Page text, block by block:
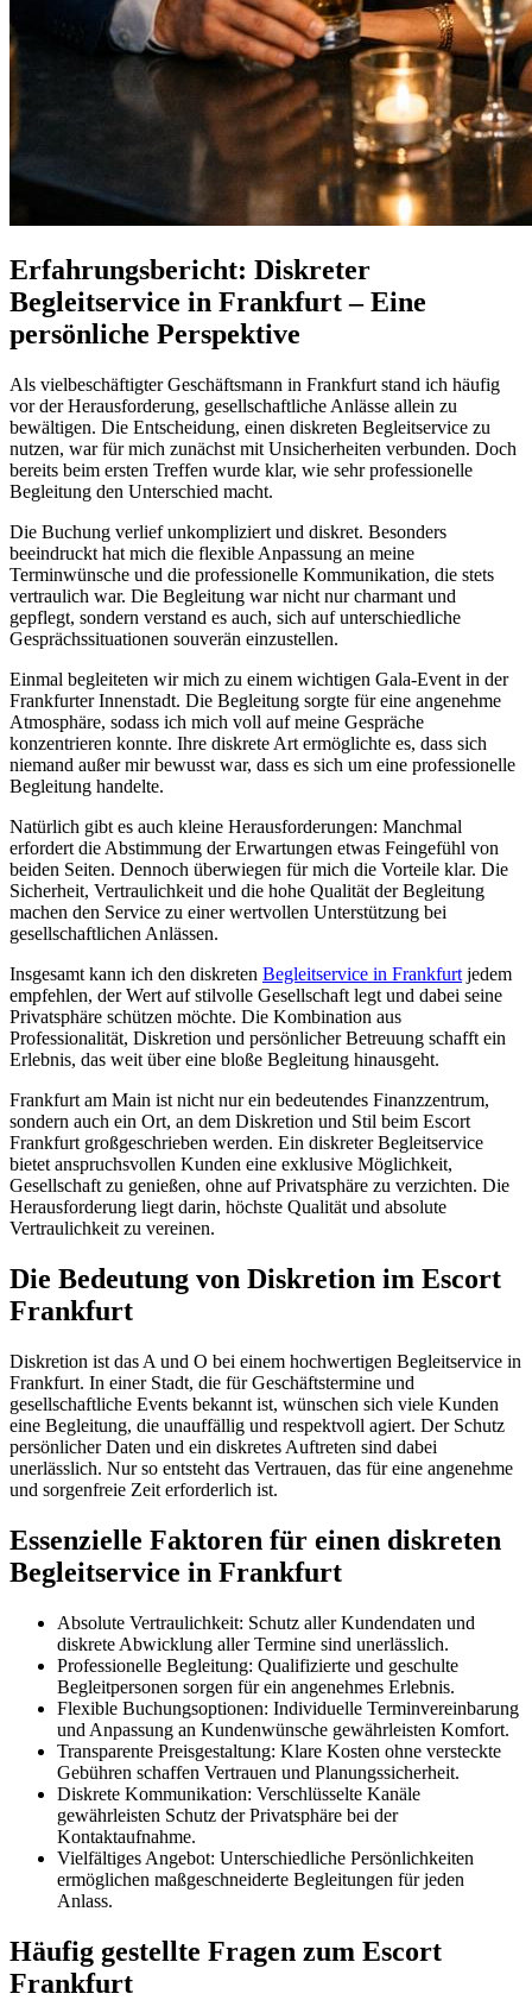
Erfahrungsbericht: Diskreter
Begleitservice in Frankfurt – Eine
persönliche Perspektive
Als vielbeschäftigter Geschäftsmann in Frankfurt stand ich häufig
vor der Herausforderung, gesellschaftliche Anlässe allein zu
bewältigen. Die Entscheidung, einen diskreten Begleitservice zu
nutzen, war für mich zunächst mit Unsicherheiten verbunden. Doch
bereits beim ersten Treffen wurde klar, wie sehr professionelle
Begleitung den Unterschied macht.
Die Buchung verlief unkompliziert und diskret. Besonders
beeindruckt hat mich die flexible Anpassung an meine
Terminwünsche und die professionelle Kommunikation, die stets
vertraulich war. Die Begleitung war nicht nur charmant und
gepflegt, sondern verstand es auch, sich auf unterschiedliche
Gesprächssituationen souverän einzustellen.
Einmal begleiteten wir mich zu einem wichtigen Gala-Event in der
Frankfurter Innenstadt. Die Begleitung sorgte für eine angenehme
Atmosphäre, sodass ich mich voll auf meine Gespräche
konzentrieren konnte. Ihre diskrete Art ermöglichte es, dass sich
niemand außer mir bewusst war, dass es sich um eine professionelle
Begleitung handelte.
Natürlich gibt es auch kleine Herausforderungen: Manchmal
erfordert die Abstimmung der Erwartungen etwas Feingefühl von
beiden Seiten. Dennoch überwiegen für mich die Vorteile klar. Die
Sicherheit, Vertraulichkeit und die hohe Qualität der Begleitung
machen den Service zu einer wertvollen Unterstützung bei
gesellschaftlichen Anlässen.
Insgesamt kann ich den diskreten Begleitservice in Frankfurt jedem
empfehlen, der Wert auf stilvolle Gesellschaft legt und dabei seine
Privatsphäre schützen möchte. Die Kombination aus
Professionalität, Diskretion und persönlicher Betreuung schafft ein
Erlebnis, das weit über eine bloße Begleitung hinausgeht.
Frankfurt am Main ist nicht nur ein bedeutendes Finanzzentrum,
sondern auch ein Ort, an dem Diskretion und Stil beim Escort
Frankfurt großgeschrieben werden. Ein diskreter Begleitservice
bietet anspruchsvollen Kunden eine exklusive Möglichkeit,
Gesellschaft zu genießen, ohne auf Privatsphäre zu verzichten. Die
Herausforderung liegt darin, höchste Qualität und absolute
Vertraulichkeit zu vereinen.
Die Bedeutung von Diskretion im Escort
Frankfurt
Diskretion ist das A und O bei einem hochwertigen Begleitservice in
Frankfurt. In einer Stadt, die für Geschäftstermine und
gesellschaftliche Events bekannt ist, wünschen sich viele Kunden
eine Begleitung, die unauffällig und respektvoll agiert. Der Schutz
persönlicher Daten und ein diskretes Auftreten sind dabei
unerlässlich. Nur so entsteht das Vertrauen, das für eine angenehme
und sorgenfreie Zeit erforderlich ist.
Essenzielle Faktoren für einen diskreten
Begleitservice in Frankfurt
Absolute Vertraulichkeit: Schutz aller Kundendaten und
diskrete Abwicklung aller Termine sind unerlässlich.
Professionelle Begleitung: Qualifizierte und geschulte
Begleitpersonen sorgen für ein angenehmes Erlebnis.
Flexible Buchungsoptionen: Individuelle Terminvereinbarung
und Anpassung an Kundenwünsche gewährleisten Komfort.
Transparente Preisgestaltung: Klare Kosten ohne versteckte
Gebühren schaffen Vertrauen und Planungssicherheit.
Diskrete Kommunikation: Verschlüsselte Kanäle
gewährleisten Schutz der Privatsphäre bei der
Kontaktaufnahme.
Vielfältiges Angebot: Unterschiedliche Persönlichkeiten
ermöglichen maßgeschneiderte Begleitungen für jeden
Anlass.
Häufig gestellte Fragen zum Escort
Frankfurt